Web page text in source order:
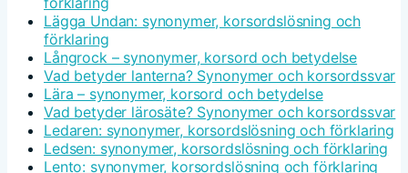
Lägga Undan: synonymer, korsordslösning och
förklaring
Långrock – synonymer, korsord och betydelse
Vad betyder lanterna? Synonymer och korsordssvar
Lära – synonymer, korsord och betydelse
Vad betyder lärosäte? Synonymer och korsordssvar
Ledaren: synonymer, korsordslösning och förklaring
Ledsen: synonymer, korsordslösning och förklaring
Lento: synonymer, korsordslösning och förklaring